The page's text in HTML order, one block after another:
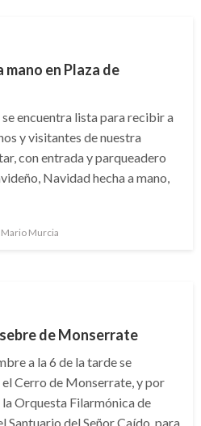
mano en Plaza de
encuentra lista para recibir a
y visitantes de nuestra
con entrada y parqueadero
Navidad hecha a mano,
Mario Murcia
de Monserrate
a la 6 de la tarde se
Cerro de Monserrate, y por
Orquesta Filarmónica de
Santuario del Señor Caído, para